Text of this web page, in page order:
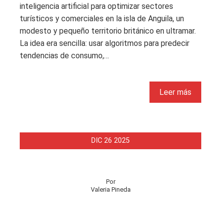
inteligencia artificial para optimizar sectores
turísticos y comerciales en la isla de Anguila, un
modesto y pequeño territorio británico en ultramar.
La idea era sencilla: usar algoritmos para predecir
tendencias de consumo,…
Leer más
DIC 26 2025
Por
Valeria Pineda